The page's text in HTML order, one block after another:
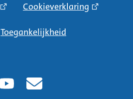
Cookieverklaring
Toegankelijkheid